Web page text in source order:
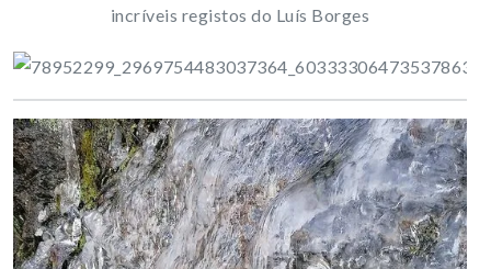
incríveis registos do Luís Borges